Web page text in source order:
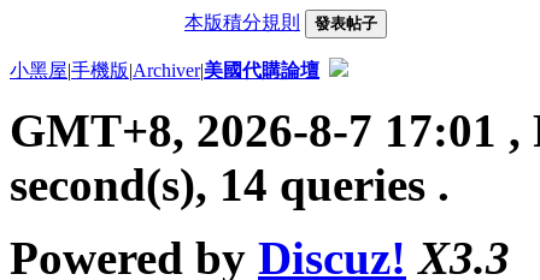
本版積分規則 發表帖子
小黑屋|手機版|Archiver|美國代購論壇
GMT+8, 2026-8-7 17:01 ,
second(s), 14 queries .
Powered by Discuz! X3.3